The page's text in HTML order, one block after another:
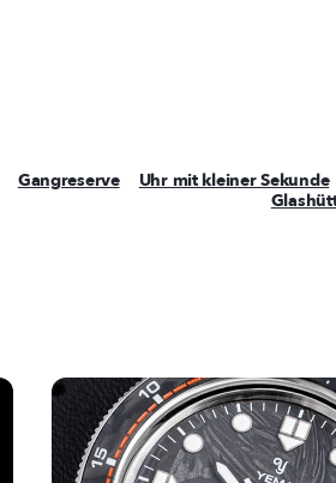
Gangreserve Uhr mit kleiner Sekunde